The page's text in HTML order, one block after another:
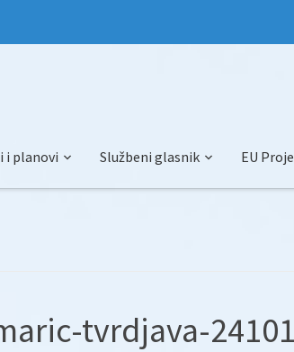
i planovi Službeni glasnik EU
tvrdjava-